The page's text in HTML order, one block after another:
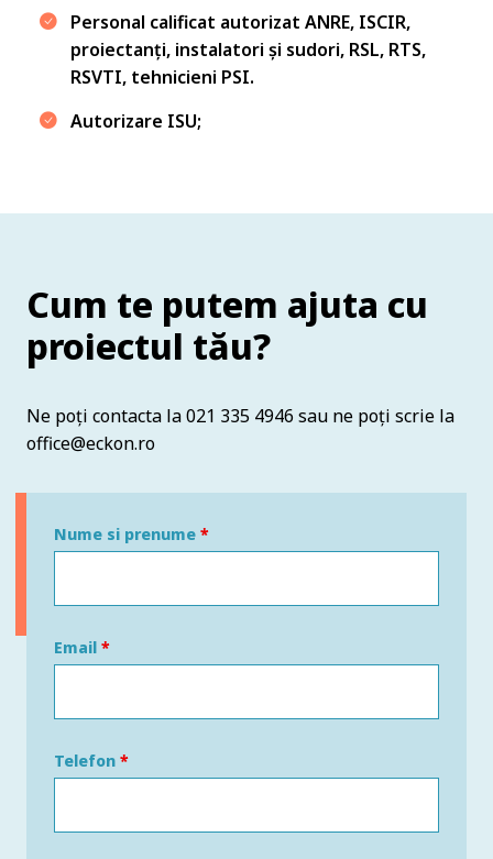
Personal calificat autorizat ANRE, ISCIR,
proiectanți, instalatori și sudori, RSL, RTS,
RSVTI, tehnicieni PSI.
Autorizare ISU;
Cum te putem ajuta cu
proiectul tău?
Ne poți contacta la 021 335 4946 sau ne poți scrie la
office@eckon.ro
Nume si prenume *
Email *
Telefon *